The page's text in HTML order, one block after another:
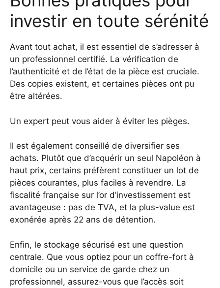
investir en toute sérénité
Avant tout achat, il est essentiel de s’adresser à
un professionnel certifié. La vérification de
l’authenticité et de l’état de la pièce est cruciale.
Des copies existent, et certaines pièces ont pu
être altérées.
Un expert peut vous aider à éviter les pièges.
Il est également conseillé de diversifier ses
achats. Plutôt que d’acquérir un seul Napoléon à
haut prix, certains préfèrent constituer un lot de
pièces courantes, plus faciles à revendre. La
fiscalité française sur l’or d’investissement est
avantageuse : pas de TVA, et la plus-value est
exonérée après 22 ans de détention.
Enfin, le stockage sécurisé est une question
centrale. Que vous optiez pour un coffre-fort à
domicile ou un service de garde chez un
professionnel, assurez-vous que l’accès soit